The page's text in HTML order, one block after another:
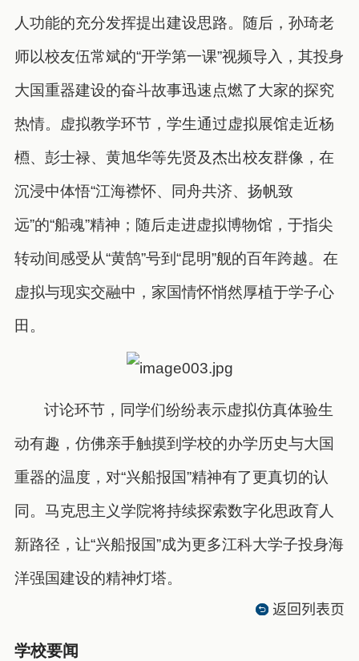
人功能的充分发挥提出建设思路。随后，孙琦老
师以校友伍常斌的“开学第一课”视频导入，其投身
大国重器建设的奋斗故事迅速点燃了大家的探究
热情。虚拟教学环节，学生通过虚拟展馆走近杨
槱、彭士禄、黄旭华等先贤及杰出校友群像，在
沉浸中体悟“江海襟怀、同舟共济、扬帆致
远”的“船魂”精神；随后走进虚拟博物馆，于指尖
转动间感受从“黄鹄”号到“昆明”舰的百年跨越。在
虚拟与现实交融中，家国情怀悄然厚植于学子心
田。
讨论环节，同学们纷纷表示虚拟仿真体验生
动有趣，仿佛亲手触摸到学校的办学历史与大国
重器的温度，对“兴船报国”精神有了更真切的认
同。马克思主义学院将持续探索数字化思政育人
新路径，让“兴船报国”成为更多江科大学子投身海
洋强国建设的精神灯塔。
返回列表页
学校要闻